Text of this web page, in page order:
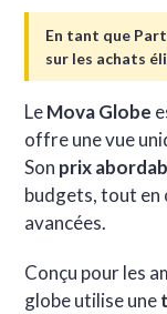
En tant que
sur les achats
LeMova Globe
offre une vue
Son prix
budgets, tout
avancées.
Conçu pour les
globe utilise une